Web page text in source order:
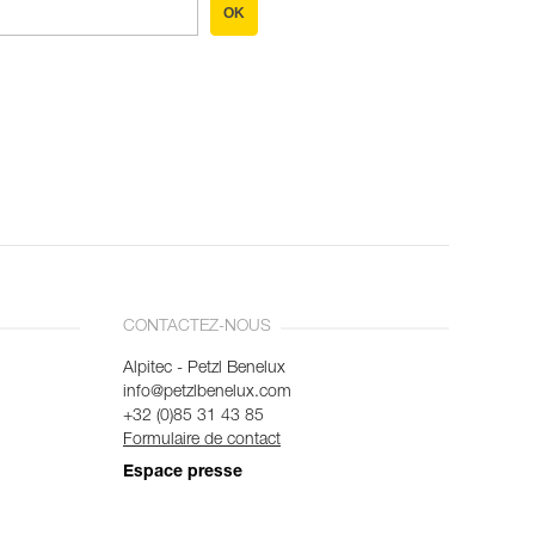
OK
CONTACTEZ-NOUS
Alpitec - Petzl Benelux
info@petzlbenelux.com
+32 (0)85 31 43 85
Formulaire de contact
Espace presse